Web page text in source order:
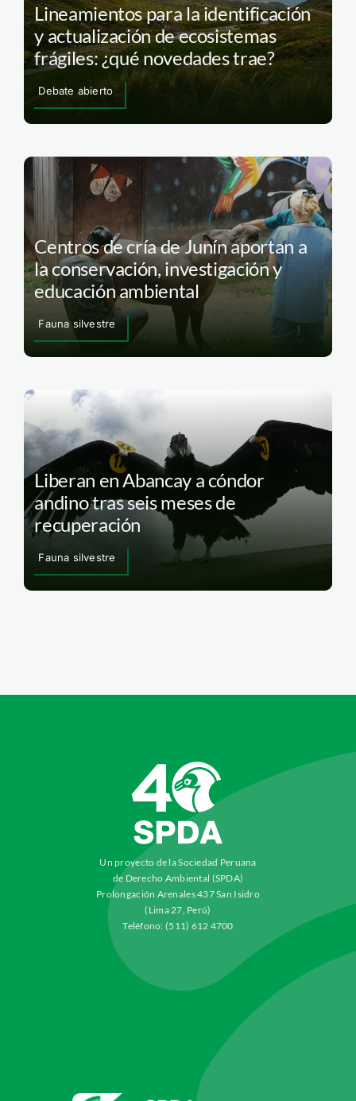
Lineamientos para la identificación
y actualización de ecosistemas
frágiles: ¿qué novedades trae?
Debate abierto
Centros de cría de Junín aportan a
la conservación, investigación y
educación ambiental
Fauna silvestre
Liberan en Abancay a cóndor
andino tras seis meses de
recuperación
Fauna silvestre
Un proyecto de la Sociedad Peruana
de Derecho Ambiental (SPDA)
Prolongación Arenales 437 San Isidro
(Lima 27, Perú)
Teléfono: (511) 612 4700